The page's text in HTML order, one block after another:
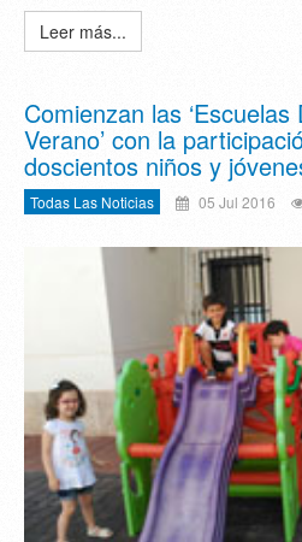
Leer más...
Comienzan las
Verano’ con la
doscientos niños y
Todas Las Noticias 05 Jul 2016